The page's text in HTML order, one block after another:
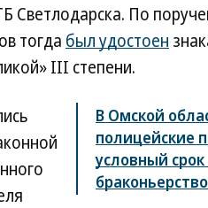
Светлодарска. По
тогда был удостоен
III степени.
В Омской
полицейские
условный срок
браконьерство